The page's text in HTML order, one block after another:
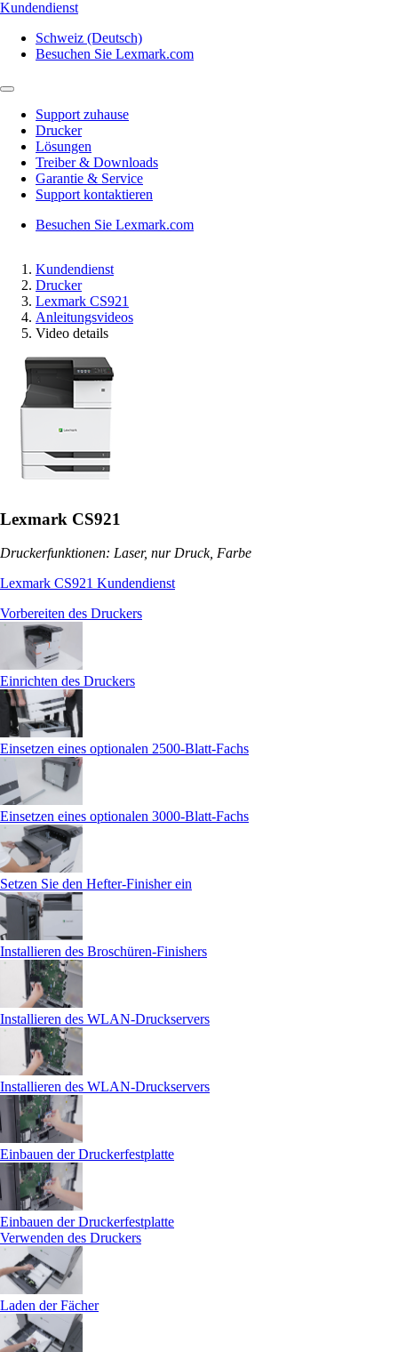
Kundendienst
Schweiz (Deutsch)
Besuchen Sie Lexmark.com
Support zuhause
Drucker
Lösungen
Treiber & Downloads
Garantie & Service
Support kontaktieren
Besuchen Sie Lexmark.com
Kundendienst
Drucker
Lexmark CS921
Anleitungsvideos
Video details
Lexmark CS921
Druckerfunktionen: Laser, nur Druck, Farbe
Lexmark CS921 Kundendienst
Vorbereiten des Druckers
Einrichten des Druckers
Einsetzen eines optionalen 2500‑Blatt-Fachs
Einsetzen eines optionalen 3000‑Blatt-Fachs
Setzen Sie den Hefter-Finisher ein
Installieren des Broschüren-Finishers
Installieren des WLAN-Druckservers
Installieren des WLAN-Druckservers
Einbauen der Druckerfestplatte
Einbauen der Druckerfestplatte
Verwenden des Druckers
Laden der Fächer